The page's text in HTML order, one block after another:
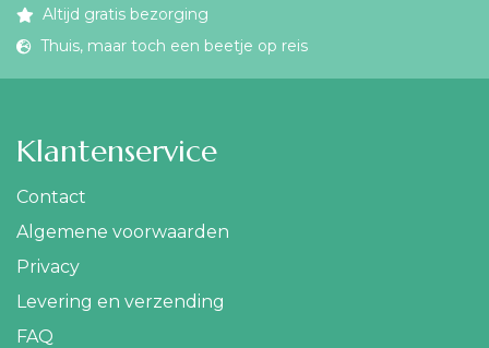
Altijd gratis bezorging
Thuis, maar toch een beetje op reis
Klantenservice
Contact
Algemene voorwaarden
Privacy
Levering en verzending
FAQ